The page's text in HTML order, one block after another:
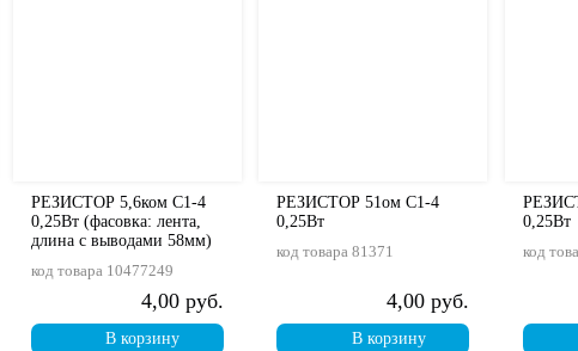
РЕЗИСТОР 5,6ком С1-4
0,25Вт (фасовка: лента,
длина с выводами 58мм)
код товара 10477249
4,00 руб.
В корзину
РЕЗИСТОР 51ом С1-4
0,25Вт
код товара 81371
4,00 руб.
В корзину
0,25Вт
код